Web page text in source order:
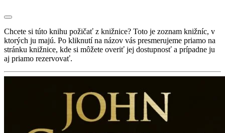
Chcete si túto knihu požičať z knižnice? Toto je zoznam knižníc, v
ktorých ju majú. Po kliknutí na názov vás presmerujeme priamo na
stránku knižnice, kde si môžete overiť jej dostupnosť a prípadne ju
aj priamo rezervovať.